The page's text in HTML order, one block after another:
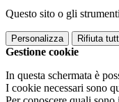
Questo sito o gli
Personalizza Rifiuta
Gestione cookie
In questa schermata è
I cookie necessari sono